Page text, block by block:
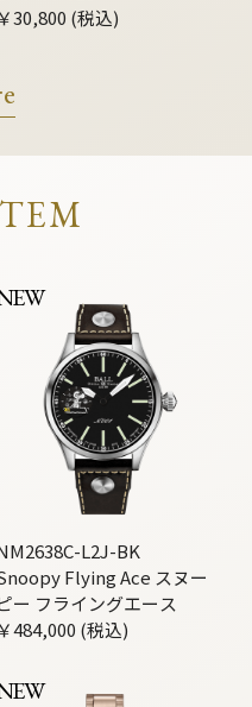
￥30,800 (税込)
L2J-BK
Flying Ace スヌー
ー フライングエース
￥484,000 (税込)